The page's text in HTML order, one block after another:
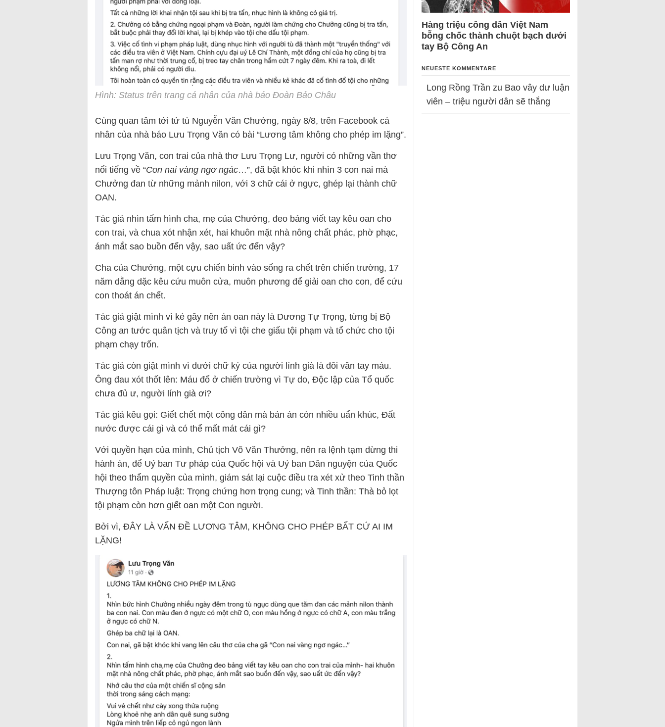
Hình: Status trên trang cá nhân của nhà báo Đoàn Bảo Châu
Cùng quan tâm tới tử tù Nguyễn Văn Chưởng, ngày 8/8, trên Facebook cá
nhân của nhà báo Lưu Trọng Văn có bài “Lương tâm không cho phép im lặng”.
Lưu Trọng Văn, con trai của nhà thơ Lưu Trọng Lư, người có những vần thơ
nổi tiếng về “Con nai vàng ngơ ngác…”, đã bật khóc khi nhìn 3 con nai mà
Chưởng đan từ những mảnh nilon, với 3 chữ cái ở ngực, ghép lại thành chữ
OAN.
Tác giả nhìn tấm hình cha, mẹ của Chưởng, đeo bảng viết tay kêu oan cho
con trai, và chua xót nhận xét, hai khuôn mặt nhà nông chất phác, phờ phạc,
ánh mắt sao buồn đến vậy, sao uất ức đến vậy?
Cha của Chưởng, một cựu chiến binh vào sống ra chết trên chiến trường, 17
năm dằng dặc kêu cứu muôn cửa, muôn phương để giải oan cho con, để cứu
con thoát án chết.
Tác giả giật mình vì kẻ gây nên án oan này là Dương Tự Trọng, từng bị Bộ
Công an tước quân tịch và truy tố vì tội che giấu tội phạm và tổ chức cho tội
phạm chạy trốn.
Tác giả còn giật mình vì dưới chữ ký của người lính già là đôi vân tay máu.
Ông đau xót thốt lên: Máu đổ ở chiến trường vì Tự do, Độc lập của Tổ quốc
chưa đủ ư, người lính già ơi?
Tác giả kêu gọi: Giết chết một công dân mà bản án còn nhiều uẩn khúc, Đất
nước được cái gì và có thể mất mát cái gì?
Với quyền hạn của mình, Chủ tịch Võ Văn Thưởng, nên ra lệnh tạm dừng thi
hành án, để Uỷ ban Tư pháp của Quốc hội và Uỷ ban Dân nguyện của Quốc
hội theo thẩm quyền của mình, giám sát lại cuộc điều tra xét xử theo Tinh thần
Thượng tôn Pháp luật: Trọng chứng hơn trọng cung; và Tinh thần: Thà bỏ lọt
tội phạm còn hơn giết oan một Con người.
Bởi vì, ĐÂY LÀ VẤN ĐỀ LƯƠNG TÂM, KHÔNG CHO PHÉP BẤT CỨ AI IM
LẶNG!
Hàng triệu công dân Việt Nam
bỗng chốc thành chuột bạch dưới
tay Bộ Công An
NEUESTE KOMMENTARE
Long Rồng Trần zu Bao vây dư luận
viên – triệu người dân sẽ thắng